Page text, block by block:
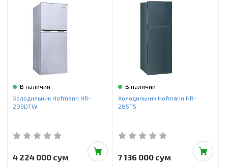
В наличии
Холодильник Hofmann HR-
209DTW
4 224 000 сум
В наличии
Холодильник Hofmann HR-
285TS
7 136 000 сум